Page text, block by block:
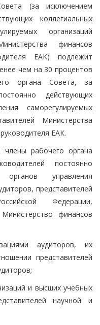
(за исключением
коллегиальных
организаций
финансов
ЕАК) подлежит
чем на 30 процентов
органа Совета, за
действующих
саморегулируемых
Министерства
ЕАК.
рабочего органа
постоянно
органов управления
представителей
Федерации,
финансов
аудиторов, их
представителей
и высших учебных
научной и